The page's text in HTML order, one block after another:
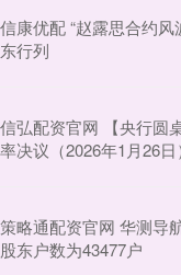
信康优配 “赵露思合约
东行列
信弘配资官网 【央行圆
率决议（2026年1月26日
策略通配资官网 华测导
股东户数为43477户